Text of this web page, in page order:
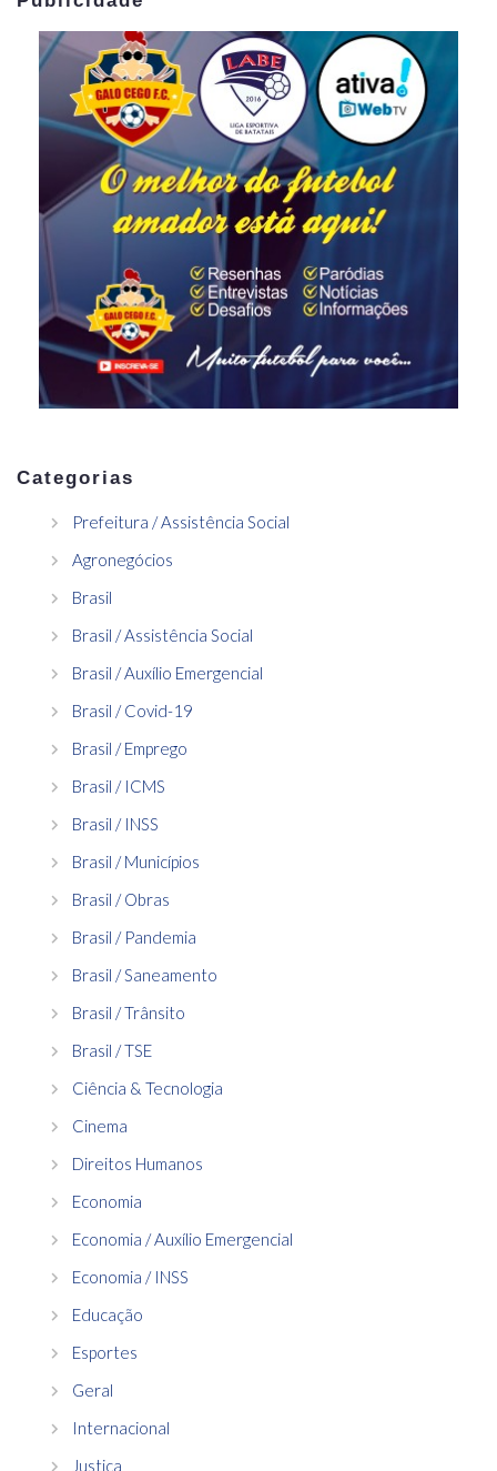
Categorias
Prefeitura / Assistência Social
Agronegócios
Brasil
Brasil / Assistência Social
Brasil / Auxílio Emergencial
Brasil / Covid-19
Brasil / Emprego
Brasil / ICMS
Brasil / INSS
Brasil / Municípios
Brasil / Obras
Brasil / Pandemia
Brasil / Saneamento
Brasil / Trânsito
Brasil / TSE
Ciência & Tecnologia
Cinema
Direitos Humanos
Economia
Economia / Auxílio Emergencial
Economia / INSS
Educação
Esportes
Geral
Internacional
Justiça